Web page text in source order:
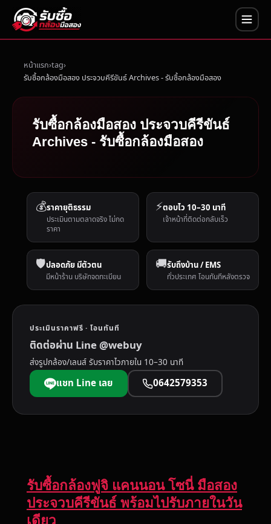
หน้าแรก tag
รับซื้อกล้องมือสอง ประจวบคีรีขันธ์ Archives - รับซื้อกล้องมือสอง
รับซื้อกล้องมือสอง ประจวบคีรีขันธ์
Archives - รับซื้อกล้องมือสอง
💰ราคายุติธรรม
ประเมินตามตลาดจริง ไม่กด
ราคา
⚡ตอบไว 10–30 นาที
เจ้าหน้าที่ติดต่อกลับเร็ว
🛡️ปลอดภัย มีตัวตน
มีหน้าร้าน บริษัทจดทะเบียน
🚚รับถึงบ้าน / EMS
ทั่วประเทศ โอนทันทีหลังตรวจ
ประเมินราคาฟรี · โอนทันที
ติดต่อผ่าน Line @webuy
ส่งรูปกล้อง/เลนส์ รับราคาไวภายใน 10–30 นาที
แชท Line เลย 0642579353
รับซื้อกล้องฟูจิ แคนนอน โซนี่ มือสอง
ประจวบคีรีขันธ์ พร้อมไปรับภายในวัน
เดียว